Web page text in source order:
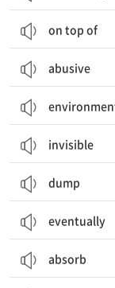
on top of
abusive
invisible
dump
eventually
absorb